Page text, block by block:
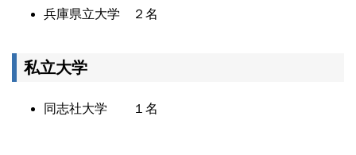
兵庫県立大学 ２名
私立大学
同志社大学 １名